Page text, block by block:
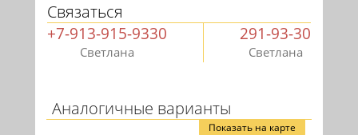
Связаться
+7-913-915-9330
Светлана
291-93-30
Светлана
Аналогичные варианты
Показать на карте